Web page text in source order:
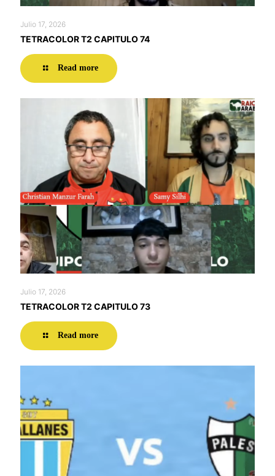
Julio 17, 2026
TETRACOLOR T2 CAPITULO 74
Read more
Julio 17, 2026
TETRACOLOR T2 CAPITULO 73
Read more